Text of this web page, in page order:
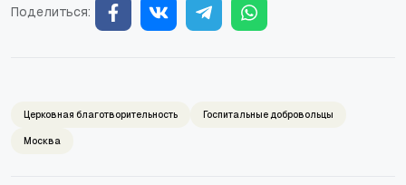
Поделиться:
Церковная благотворительность Госпитальные добровольцы
Москва